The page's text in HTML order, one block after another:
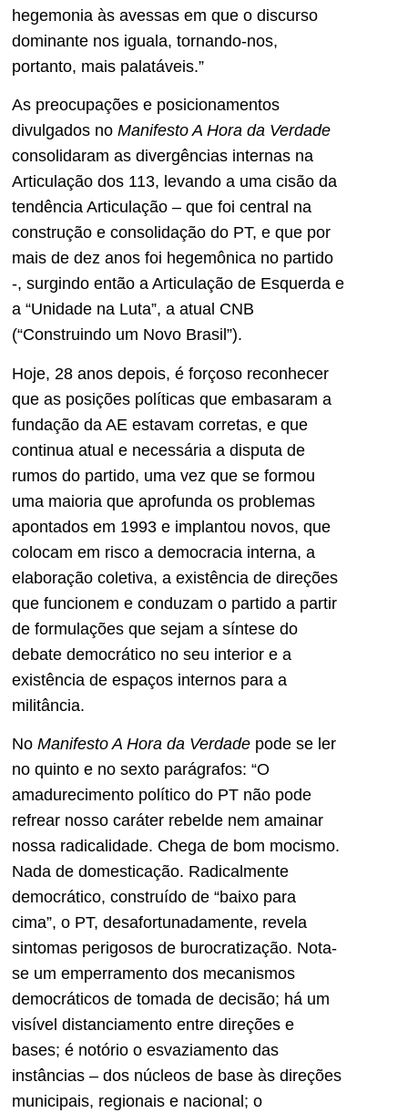
hegemonia às avessas em que o discurso
dominante nos iguala, tornando-nos,
portanto, mais palatáveis.”
As preocupações e posicionamentos
divulgados no Manifesto A Hora da Verdade
consolidaram as divergências internas na
Articulação dos 113, levando a uma cisão da
tendência Articulação – que foi central na
construção e consolidação do PT, e que por
mais de dez anos foi hegemônica no partido
-, surgindo então a Articulação de Esquerda e
a “Unidade na Luta”, a atual CNB
(“Construindo um Novo Brasil”).
Hoje, 28 anos depois, é forçoso reconhecer
que as posições políticas que embasaram a
fundação da AE estavam corretas, e que
continua atual e necessária a disputa de
rumos do partido, uma vez que se formou
uma maioria que aprofunda os problemas
apontados em 1993 e implantou novos, que
colocam em risco a democracia interna, a
elaboração coletiva, a existência de direções
que funcionem e conduzam o partido a partir
de formulações que sejam a síntese do
debate democrático no seu interior e a
existência de espaços internos para a
militância.
No Manifesto A Hora da Verdade pode se ler
no quinto e no sexto parágrafos: “O
amadurecimento político do PT não pode
refrear nosso caráter rebelde nem amainar
nossa radicalidade. Chega de bom mocismo.
Nada de domesticação. Radicalmente
democrático, construído de “baixo para
cima”, o PT, desafortunadamente, revela
sintomas perigosos de burocratização. Nota-
se um emperramento dos mecanismos
democráticos de tomada de decisão; há um
visível distanciamento entre direções e
bases; é notório o esvaziamento das
instâncias – dos núcleos de base às direções
municipais, regionais e nacional; o